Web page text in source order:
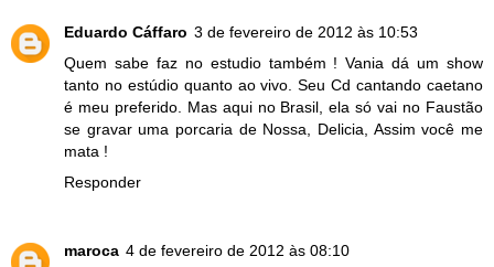
Eduardo Cáffaro 3 de fevereiro de 2012 às 10:53
Quem sabe faz no estudio também ! Vania dá um show
tanto no estúdio quanto ao vivo. Seu Cd cantando caetano
é meu preferido. Mas aqui no Brasil, ela só vai no Faustão
se gravar uma porcaria de Nossa, Delicia, Assim você me
mata !
Responder
maroca 4 de fevereiro de 2012 às 08:10